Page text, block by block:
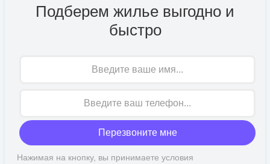
Подберем жилье выгодно и
быстро
Перезвоните мне
Нажимая на кнопку, вы принимаете условия